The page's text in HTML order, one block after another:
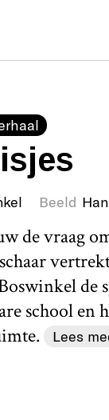
Beeld
de vraag
de
school en
Lees